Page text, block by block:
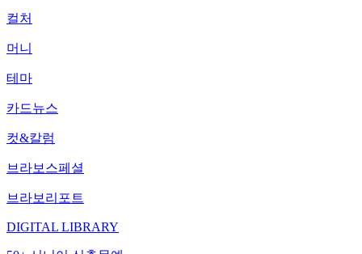
컬처
머니
테마
카드뉴스
컷&칼럼
브라보스페셜
브라보리포트
DIGITAL LIBRARY